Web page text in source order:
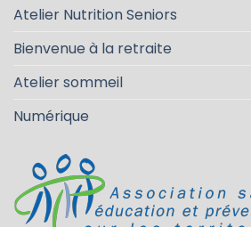
Atelier Nutrition Seniors
Bienvenue à la retraite
Atelier sommeil
Numérique